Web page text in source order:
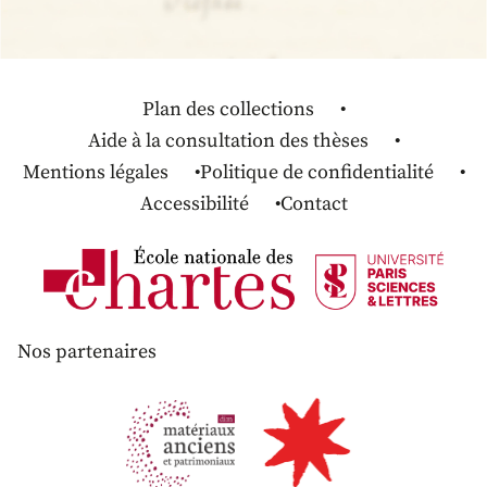
Plan des collections
Aide à la consultation des thèses
Mentions légales
Politique de confidentialité
Accessibilité
Contact
Nos partenaires